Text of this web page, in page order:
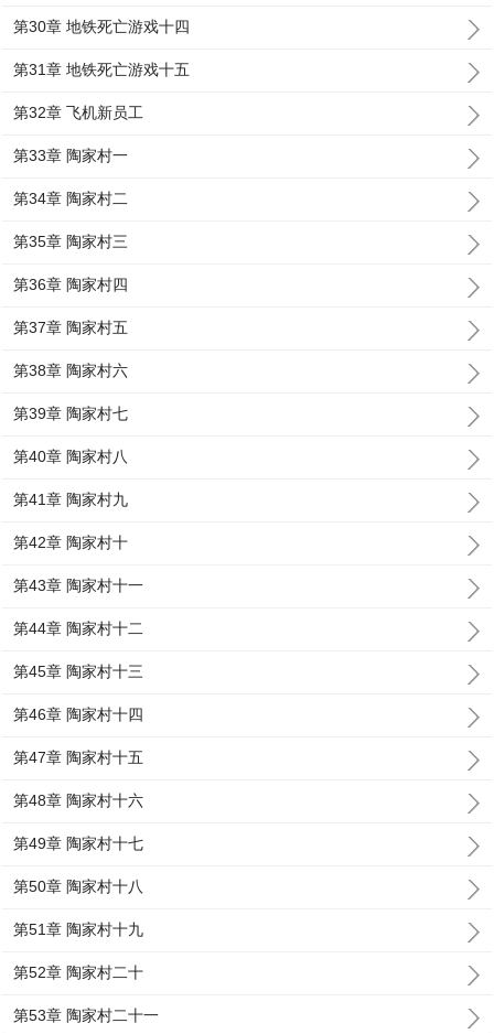
第30章 地铁死亡游戏十四
第31章 地铁死亡游戏十五
第32章 飞机新员工
第33章 陶家村一
第34章 陶家村二
第35章 陶家村三
第36章 陶家村四
第37章 陶家村五
第38章 陶家村六
第39章 陶家村七
第40章 陶家村八
第41章 陶家村九
第42章 陶家村十
第43章 陶家村十一
第44章 陶家村十二
第45章 陶家村十三
第46章 陶家村十四
第47章 陶家村十五
第48章 陶家村十六
第49章 陶家村十七
第50章 陶家村十八
第51章 陶家村十九
第52章 陶家村二十
第53章 陶家村二十一